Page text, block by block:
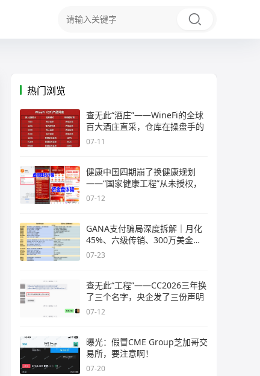
热门浏览
查无此“酒庄”——WineFi的全球
百大酒庄直采，仓库在操盘手的
07-11
健康中国四期崩了换健康规划
——“国家健康工程”从未授权，
07-12
GANA支付骗局深度拆解｜月化
45%、六级传销、300万美金窟
窿，拉菲
07-23
查无此“工程”——CC2026三年换
了三个名字，央企发了三份声明
07-12
曝光：假冒CME Group芝加哥交
易所，要注意啊！
07-20